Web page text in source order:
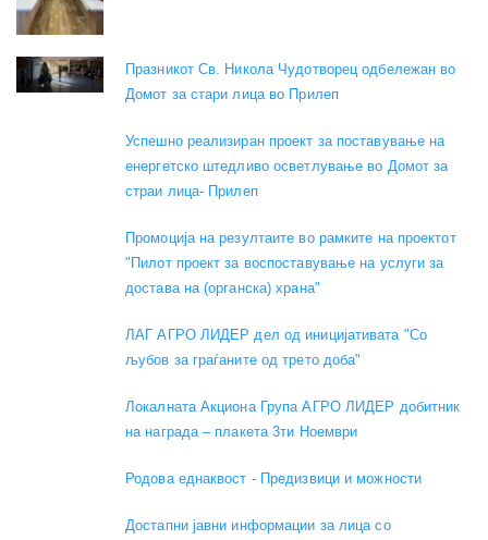
Празникот Св. Никола Чудотворец одбележан во
Домот за стари лица во Прилеп
Успешно реализиран проект за поставување на
енергетско штедливо осветлување во Домот за
страи лица- Прилеп
Промоција на резултаите во рамките на проектот
"Пилот проект за воспоставување на услуги за
достава на (органска) храна"
ЛАГ АГРО ЛИДЕР дел од иницијативата "Со
љубов за граѓаните од трето доба"
Локалната Акциона Група АГРО ЛИДЕР добитник
на награда – плакета 3ти Ноември
Родова еднаквост - Предизвици и можности
Достапни јавни информации за лица со